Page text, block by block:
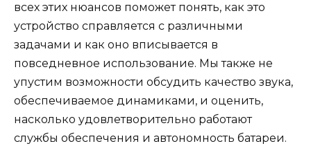
всех этих нюансов поможет понять, как это
устройство справляется с различными
задачами и как оно вписывается в
повседневное использование. Мы также не
упустим возможности обсудить качество звука,
обеспечиваемое динамиками, и оценить,
насколько удовлетворительно работают
службы обеспечения и автономность батареи.